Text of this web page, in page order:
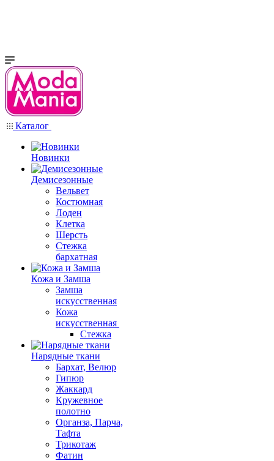
Каталог
Новинки
Демисезонные
Вельвет
Костюмная
Лоден
Клетка
Шерсть
Стежка
бархатная
Кожа и Замша
Замша
искусственная
Кожа
искусственная
Стежка
Нарядные ткани
Бархат, Велюр
Гипюр
Жаккард
Кружевное
полотно
Органза, Парча,
Тафта
Трикотаж
Фатин